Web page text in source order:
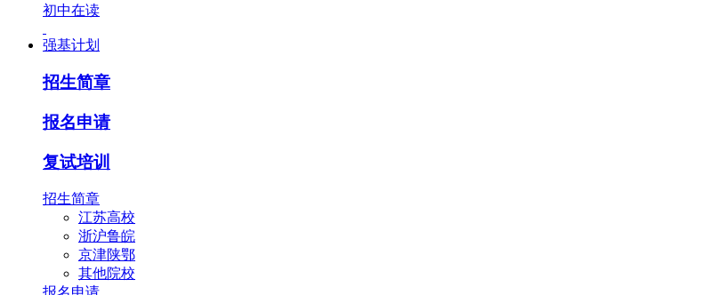
初中在读
强基计划
招生简章
报名申请
复试培训
招生简章
江苏高校
浙沪鲁皖
京津陕鄂
其他院校